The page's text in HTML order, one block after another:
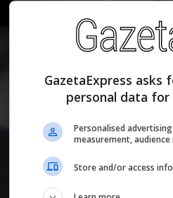
GazetaExpress asks
personal data
Personalised
measurement,
Store and/or access